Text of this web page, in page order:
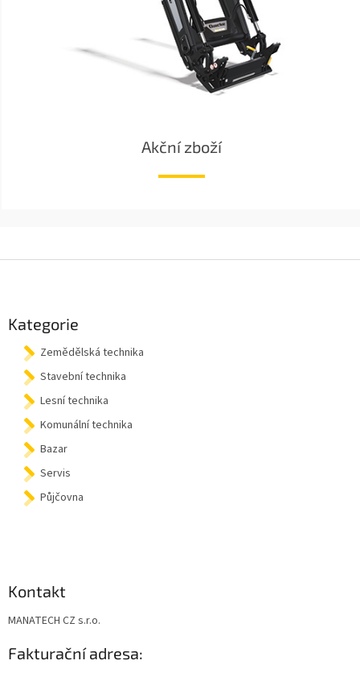
Akční zboží
Kategorie
Zemědělská technika
Stavební technika
Lesní technika
Komunální technika
Bazar
Servis
Půjčovna
Kontakt
MANATECH CZ s.r.o.
Fakturační adresa: